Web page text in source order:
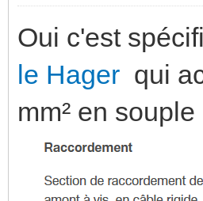
Oui c'est
le Hager qui
mm² en